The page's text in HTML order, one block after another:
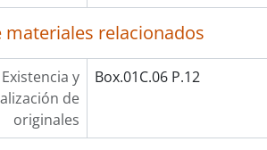
materiales relacionados
Existencia y
de
originales
Box.01C.06 P.12